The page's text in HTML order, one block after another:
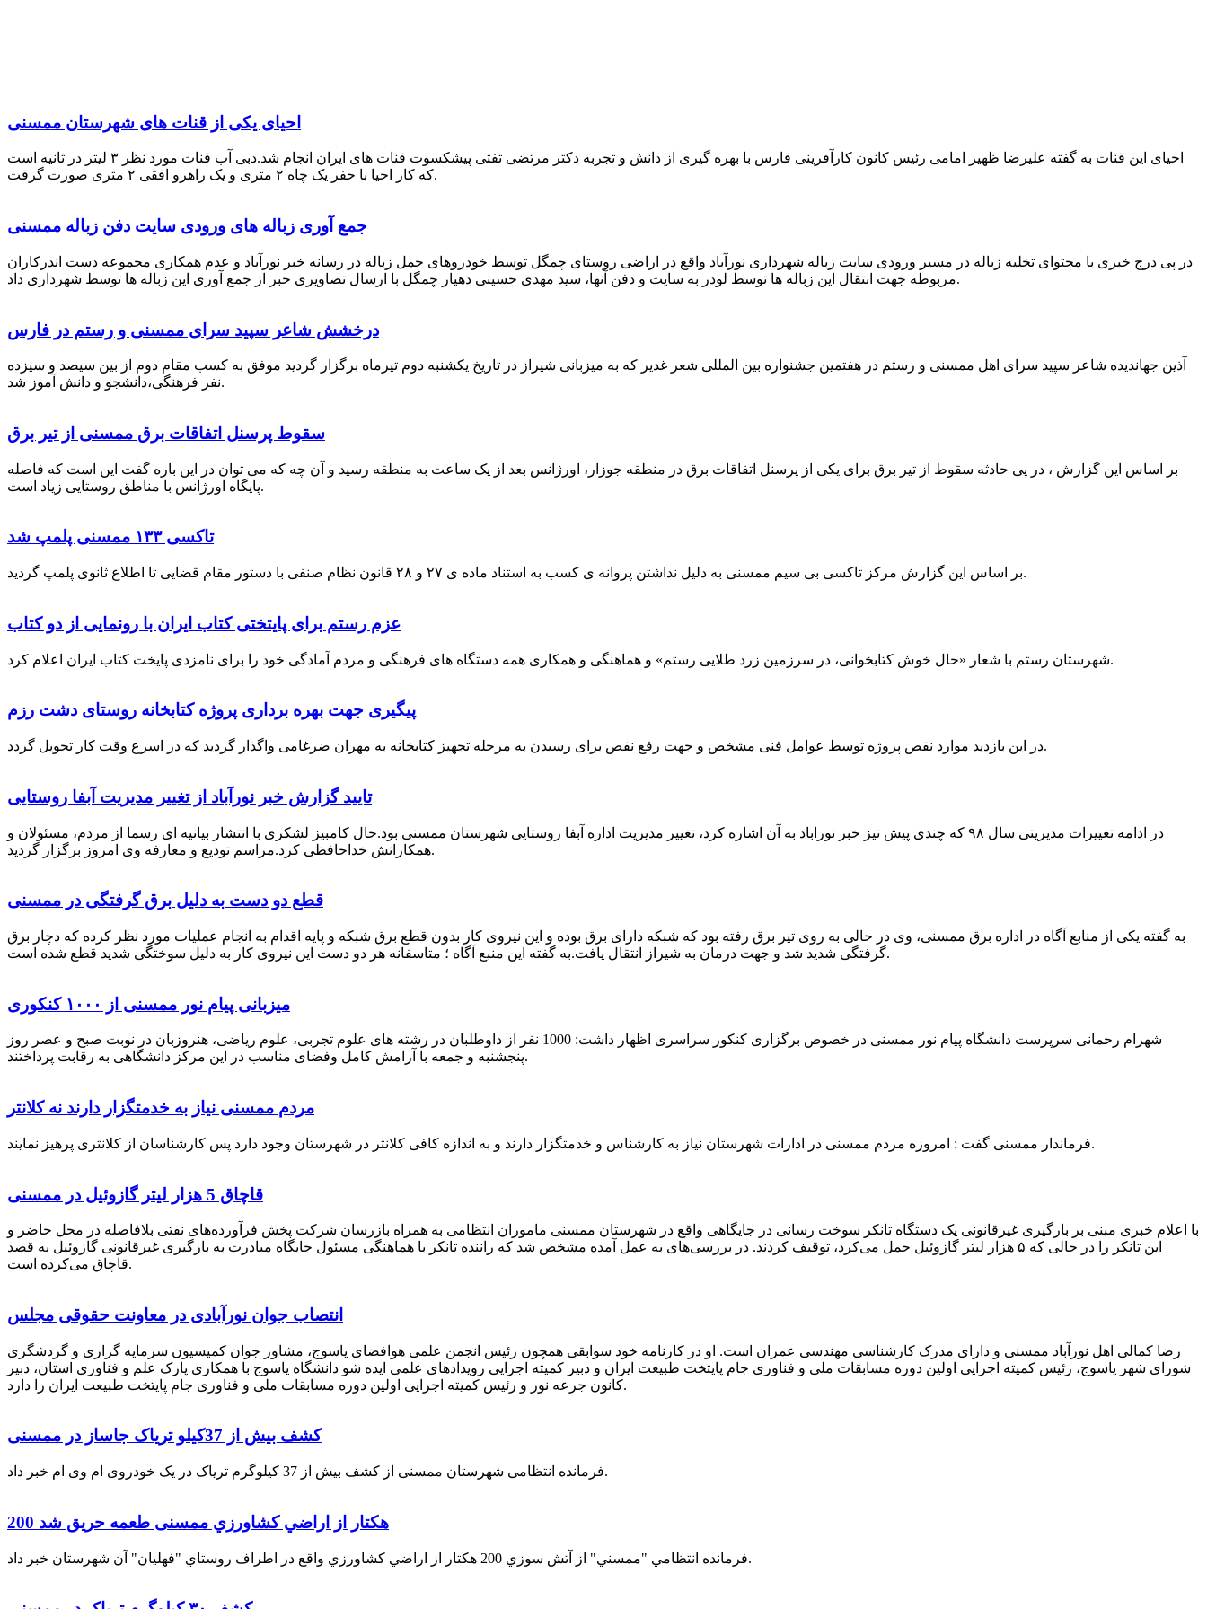
احیای یکی از قنات های شهرستان ممسنی
احیای این قنات به گفته علیرضا ظهیر امامی رئیس کانون کارآفرینی فارس با بهره گیری از دانش و تجربه دکتر مرتضی تفتی پیشکسوت قنات های ایران انجام شد.دبی آب قنات مورد نظر ۳ لیتر در ثانیه است
که کار احیا با حفر یک چاه ۲ متری و یک راهرو افقی ۲ متری صورت گرفت.
جمع آوری زباله های ورودی سایت دفن زباله ممسنی
در پی درج خبری با محتوای تخلیه زباله در مسیر ورودی سایت زباله شهرداری نورآباد واقع در اراضی روستای چمگل توسط خودروهای حمل زباله در رسانه خبر نورآباد و عدم همکاری مجموعه دست اندرکاران
مربوطه جهت انتقال این زباله ها توسط لودر به سایت و دفن آنها، سید مهدی حسینی دهیار چمگل با ارسال تصاویری خبر از جمع آوری این زباله ها توسط شهرداری داد.
درخشش شاعر سپید سرای ممسنی و رستم در فارس
آذین جهاندیده شاعر سپید سرای اهل ممسنی و رستم در هفتمین جشنواره بین المللی شعر غدیر که به میزبانی شیراز در تاریخ یکشنبه دوم تیرماه برگزار گردید موفق به کسب مقام دوم از بین سیصد و سیزده
نفر فرهنگی،دانشجو و دانش آموز شد.
سقوط پرسنل اتفاقات برق ممسنی از تیر برق
بر اساس این گزارش ، در پی حادثه سقوط از تیر برق برای یکی از پرسنل اتفاقات برق در منطقه جوزار، اورژانس بعد از یک ساعت به منطقه رسید و آن چه که می توان در این باره گفت این است که فاصله
پایگاه اورژانس با مناطق روستایی زیاد است.
تاکسی ۱۳۳ ممسنی پلمپ شد
بر اساس این گزارش مرکز تاکسی بی سیم ممسنی به دلیل نداشتن پروانه ی کسب به استناد ماده ی ۲۷ و ۲۸ قانون نظام صنفی با دستور مقام قضایی تا اطلاع ثانوی پلمپ گردید.
عزم رستم برای پایتختی کتاب ایران با رونمایی از دو کتاب
شهرستان رستم با شعار «حال خوش کتابخوانی، در سرزمین زرد طلایی رستم» و هماهنگی و همکاری همه دستگاه های فرهنگی و مردم آمادگی خود را برای نامزدی پایخت کتاب ایران اعلام کرد.
پیگیری جهت بهره برداری پروژه کتابخانه روستای دشت رزم
در این بازدید موارد نقص پروژه توسط عوامل فنی مشخص و جهت رفع نقص برای رسیدن به مرحله تجهیز کتابخانه به مهران ضرغامی واگذار گردید که در اسرع وقت کار تحویل گردد.
تایید گزارش خبر نورآباد از تغییر مدیریت آبفا روستایی
در ادامه تغییرات مدیریتی سال ۹۸ که چندی پیش نیز خبر نوراباد به آن اشاره کرد، تغییر مدیریت اداره آبفا روستایی شهرستان ممسنی بود.حال کامبیز لشکری با انتشار بیانیه ای رسما از مردم، مسئولان و
همکارانش خداحافظی کرد.مراسم تودیع و معارفه وی امروز برگزار گردید.
قطع دو دست به دلیل برق گرفتگی در ممسنی
به گفته یکی از منابع آگاه در اداره برق ممسنی، وی در حالی به روی تیر برق رفته بود که شبکه دارای برق بوده و این نیروی کار بدون قطع برق شبکه و پایه اقدام به انجام عملیات مورد نظر کرده که دچار برق
گرفتگی شدید شد و جهت درمان به شیراز انتقال یافت.به گفته این منبع آگاه ؛ متاسفانه هر دو دست این نیروی کار به دلیل سوختگی شدید قطع شده است.
میزبانی پیام نور ممسنی از ۱۰۰۰ کنکوری
شهرام رحمانی سرپرست دانشگاه پیام نور ممسنی در خصوص برگزاری کنکور سراسری اظهار داشت: 1000 نفر از داوطلبان در رشته های علوم تجربی، علوم ریاضی، هنروزبان در نوبت صبح و عصر روز
پنجشنبه و جمعه با آرامش کامل وفضای مناسب در این مرکز دانشگاهی به رقابت پرداختند.
مردم ممسنی نیاز به خدمتگزار دارند نه کلانتر
فرماندار ممسنی گفت : امروزه مردم ممسنی در ادارات شهرستان نیاز به کارشناس و خدمتگزار دارند و به اندازه کافی کلانتر در شهرستان وجود دارد پس کارشناسان از کلانتری پرهیز نمایند.
قاچاق 5 هزار لیتر گازوئیل در ممسنی
با اعلام خبری مبنی بر بارگیری غیرقانونی یک دستگاه تانکر سوخت رسانی در جایگاهی واقع در شهرستان ممسنی ماموران انتظامی به همراه بازرسان شرکت پخش فرآورده‌های نفتی بلافاصله در محل حاضر و
این تانکر را در حالی که ۵ هزار لیتر گازوئیل حمل می‌کرد، توقیف کردند. در بررسی‌های به عمل آمده مشخص شد که راننده تانکر با هماهنگی مسئول جایگاه مبادرت به بارگیری غیرقانونی گازوئیل به قصد
قاچاق می‌کرده است.
انتصاب جوان نورآبادی در معاونت حقوقی مجلس
رضا کمالی اهل نورآباد ممسنی و دارای مدرک کارشناسی مهندسی عمران است. او در کارنامه خود سوابقی همچون رئیس انجمن علمی هوافضای یاسوج، مشاور جوان کمیسیون سرمایه گزاری و گردشگری
شورای شهر یاسوج، رئیس کمیته اجرایی اولین دوره مسابقات ملی و فناوری جام پایتخت طبیعت ایران و دبیر کمیته اجرایی رویدادهای علمی ایده شو دانشگاه یاسوج با همکاری پارک علم و فناوری استان، دبیر
کانون جرعه نور و رئیس کمیته اجرایی اولین دوره مسابقات ملی و فناوری جام پایتخت طبیعت ایران را دارد.
کشف بیش از 37کیلو تریاک جاساز در ممسنی
فرمانده انتظامی شهرستان ممسنی از کشف بیش از 37 کیلوگرم تریاک در یک خودروی ام وی ام خبر داد.
200 هكتار از اراضي كشاورزي ممسنی طعمه حریق شد
فرمانده انتظامي "ممسني" از آتش سوزي 200 هكتار از اراضي كشاورزي واقع در اطراف روستاي "فهلیان" آن شهرستان خبر داد.